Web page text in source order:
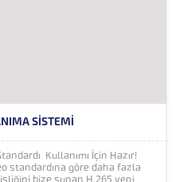
SISTEMI
Kullanımı İçin Hazır!
standardına göre daha fazla
bize sunan H.265 yeni